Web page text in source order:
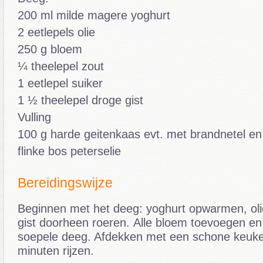
200 ml milde magere yoghurt
2 eetlepels olie
250 g bloem
¼ theelepel zout
1 eetlepel suiker
1 ½ theelepel droge gist
Vulling
100 g harde geitenkaas evt. met brandnetel
flinke bos peterselie
Bereidingswijze
Beginnen met het deeg: yoghurt opwarmen,
gist doorheen roeren. Alle bloem toevoegen
soepele deeg. Afdekken met een schone
minuten rijzen.